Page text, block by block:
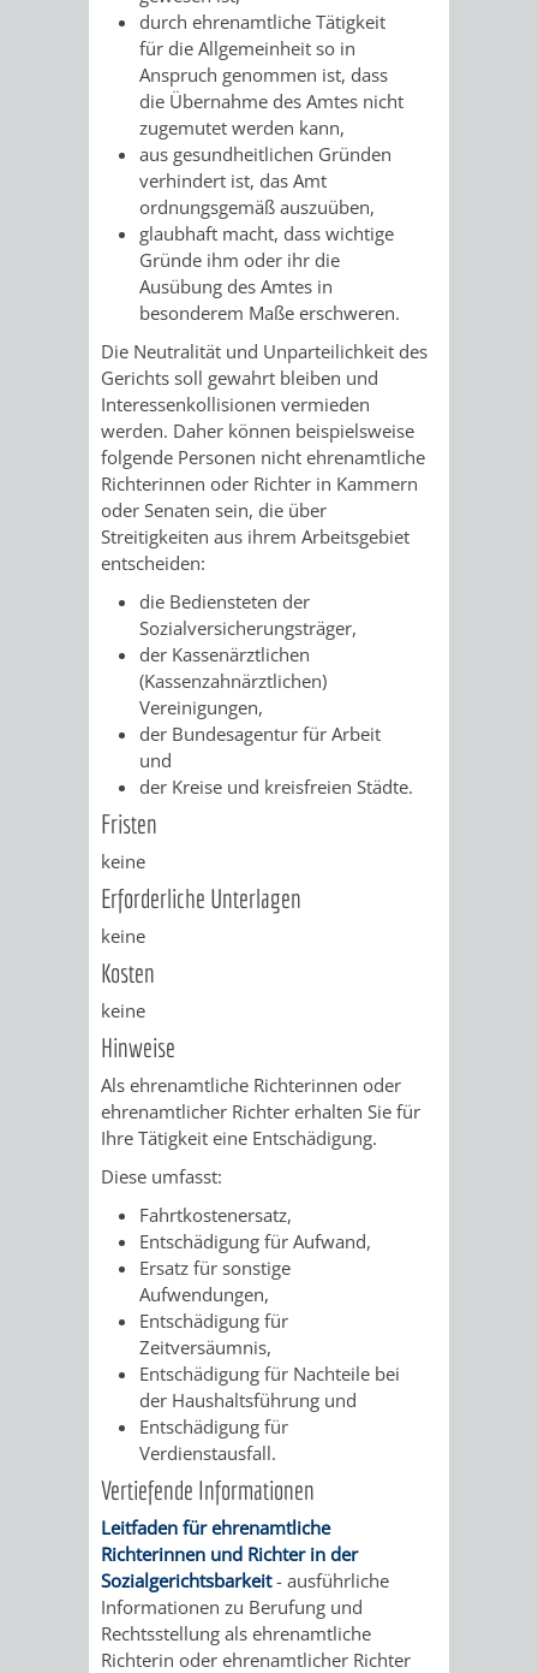
FRIEDHÖFE
BESTATTUNGSMÖGLICHKEITEN
HAUPTFRIEDHOF
WEINHEIM
FRIEDHÖFE
HOHENSACHSEN
FRIEDHOF
LÜTZELSACHSEN
FRIEDHOF
OBERFLOCKENBACH
FRIEDHOF
RIPPENWEIER-
HEILIGKREUZ
FRIEDHOF
SULZBACH
KIRCHEN
KULTUREINRICHTUNGEN
THEATER
MUSEUM
VERANSTALTUNGEN
KINDER
IM
MUSEUM
STADTBIBLIOTHEK
A
BIS
Z
AUSLEIHE
MEDIENANGEBOTE
KATALOG
VERANSTALTUNGEN
AUSBILDUNG
&
PRAKTIKA
DER
FÜR
VERMIETUNG
RÄUMEN
KINO
VERANSTALTER
VERANSTALTUNGSRÄUME
STADTHALLE
ENGELBRECHT-
HAUS
BÜRGERSAAL
IM
/JÜDISCHE
IN
WEINHEIM
NOTRUFNUMMERN
UND
NOTDIENSTE
PARTEIEN
SOZIALE
EINRICHTUNGEN
SPIELPLÄTZE
SPORTSTÄTTEN
&
RIDE
PARKEN
APP
EASYPARKEN
RADFAHREN
VRNNEXTBIKE
STADTPLAN /
GEOPORTAL
durch ehrenamtliche Tätigkeit
für die Allgemeinheit so in
Anspruch genommen ist, dass
die Übernahme des Amtes nicht
zugemutet werden kann,
aus gesundheitlichen Gründen
verhindert ist, das Amt
ordnungsgemäß auszuüben,
glaubhaft macht, dass wichtige
Gründe ihm oder ihr die
Ausübung des Amtes in
besonderem Maße erschweren.
Die Neutralität und Unparteilichkeit des
Gerichts soll gewahrt bleiben und
Interessenkollisionen vermieden
werden. Daher können beispielsweise
folgende Personen nicht ehrenamtliche
Richterinnen oder Richter in Kammern
oder Senaten sein, die über
Streitigkeiten aus ihrem Arbeitsgebiet
entscheiden:
die Bediensteten der
Sozialversicherungsträger,
der Kassenärztlichen
(Kassenzahnärztlichen)
Vereinigungen,
der Bundesagentur für Arbeit
und
der Kreise und kreisfreien Städte.
Fristen
keine
Erforderliche Unterlagen
keine
Kosten
keine
Hinweise
Als ehrenamtliche Richterinnen oder
ehrenamtlicher Richter erhalten Sie für
Ihre Tätigkeit eine Entschädigung.
Diese umfasst:
Fahrtkostenersatz,
Entschädigung für Aufwand,
Ersatz für sonstige
Aufwendungen,
Entschädigung für
Zeitversäumnis,
Entschädigung für Nachteile bei
der Haushaltsführung und
Entschädigung für
Verdienstausfall.
Vertiefende Informationen
Leitfaden für ehrenamtliche
Richterinnen und Richter in der
Sozialgerichtsbarkeit- ausführliche
Informationen zu Berufung und
Rechtsstellung als ehrenamtliche
Richterin oder ehrenamtlicher Richter